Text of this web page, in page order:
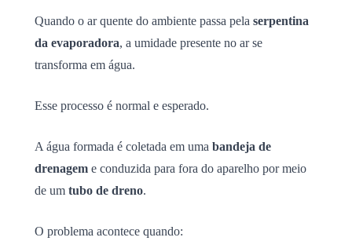
Quando o ar quente do ambiente passa pela serpentina
da evaporadora, a umidade presente no ar se
transforma em água.
Esse processo é normal e esperado.
A água formada é coletada em uma bandeja de
drenagem e conduzida para fora do aparelho por meio
de um tubo de dreno.
O problema acontece quando: